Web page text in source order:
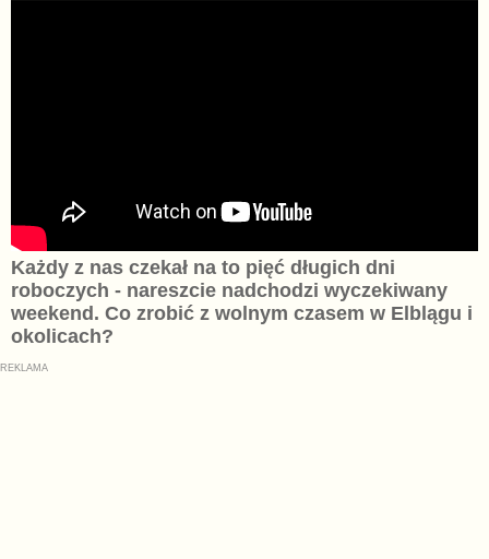
Każdy z nas czekał na to pięć długich dni
roboczych - nareszcie nadchodzi wyczekiwany
weekend. Co zrobić z wolnym czasem w Elblągu i
okolicach?